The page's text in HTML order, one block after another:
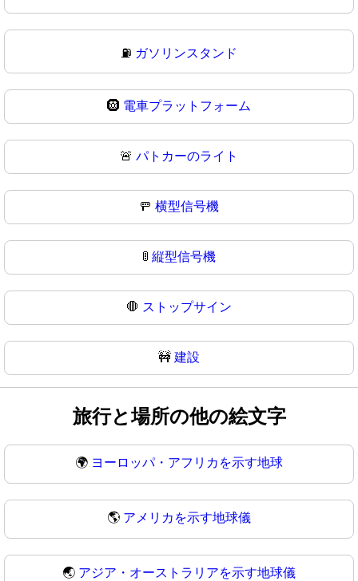
⛽ ガソリンスタンド
🛞 電車プラットフォーム
🚨 パトカーのライト
🚥 横型信号機
🚦 縦型信号機
🛑 ストップサイン
🚧 建設
旅行と場所の他の絵文字
🌍 ヨーロッパ・アフリカを示す地球
🌎 アメリカを示す地球儀
🌏 アジア・オーストラリアを示す地球儀